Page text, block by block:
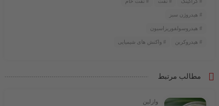
هیدروژن سبز
هیدروسولفوریزاسیون
هیدروکربن واکنش های شیمیایی
مطالب مرتبط
وازلین